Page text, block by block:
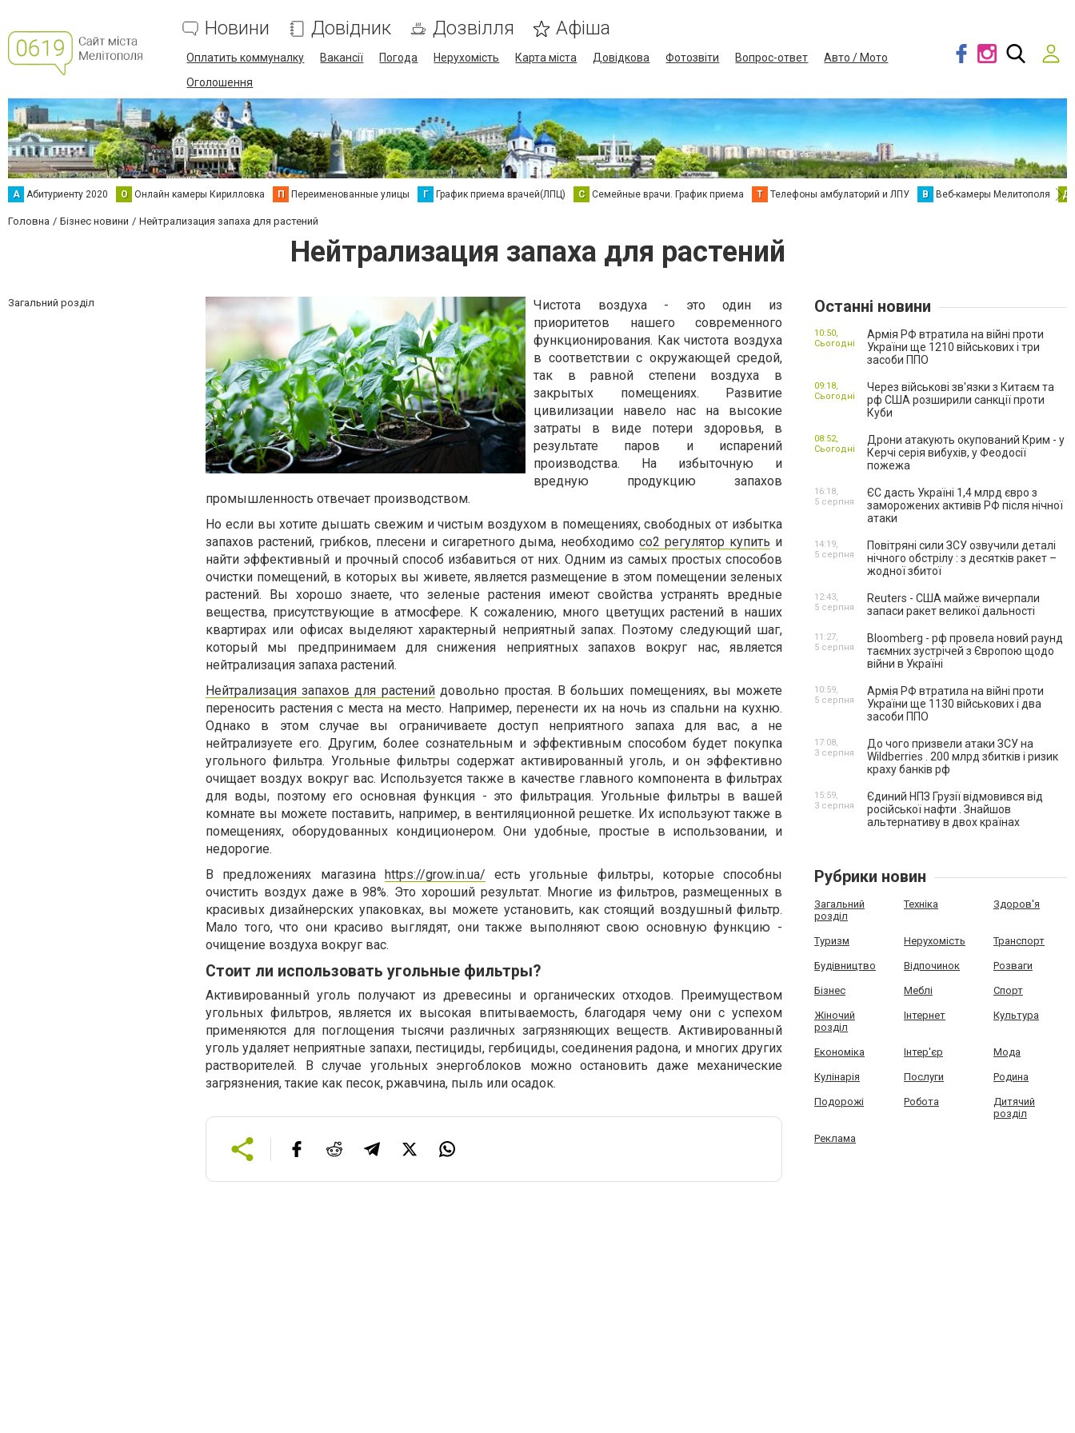
Новини Довідник Дозвілля Афіша
Оплатить коммуналку Вакансії Погода Нерухомість Карта міста Довідкова Фотозвіти Вопрос-ответ
Авто / Мото
Оголошення
А Абитуриенту 2020 О Онлайн камеры Кирилловка П Переименованные улицы Г График приема врачей(ЛПЦ) С Семейные врачи. График приема Т Телефоны амбулаторий и ЛПУ В Веб-камеры Мелитополя Д
Головна Бізнес новини Нейтрализация запаха для растений
Нейтрализация запаха для растений
Загальний розділ
Чистота воздуха - это один из
приоритетов нашего современного
функционирования. Как чистота воздуха
в соответствии с окружающей средой,
так в равной степени воздуха в
закрытых помещениях. Развитие
цивилизации навело нас на высокие
затраты в виде потери здоровья, в
результате паров и испарений
производства. На избыточную и
вредную продукцию запахов
промышленность отвечает производством.
Но если вы хотите дышать свежим и чистым воздухом в помещениях, свободных от избытка
запахов растений, грибков, плесени и сигаретного дыма, необходимосо2 регулятор купить и
найти эффективный и прочный способ избавиться от них. Одним из самых простых способов
очистки помещений, в которых вы живете, является размещение в этом помещении зеленых
растений. Вы хорошо знаете, что зеленые растения имеют свойства устранять вредные
вещества, присутствующие в атмосфере. К сожалению, много цветущих растений в наших
квартирах или офисах выделяют характерный неприятный запах. Поэтому следующий шаг,
который мы предпринимаем для снижения неприятных запахов вокруг нас, является
нейтрализация запаха растений.
Нейтрализация запахов для растенийдовольно простая. В больших помещениях, вы можете
переносить растения с места на место. Например, перенести их на ночь из спальни на кухню.
Однако в этом случае вы ограничиваете доступ неприятного запаха для вас, а не
нейтрализуете его. Другим, более сознательным и эффективным способом будет покупка
угольного фильтра. Угольные фильтры содержат активированный уголь, и он эффективно
очищает воздух вокруг вас. Используется также в качестве главного компонента в фильтрах
для воды, поэтому его основная функция - это фильтрация. Угольные фильтры в вашей
комнате вы можете поставить, например, в вентиляционной решетке. Их используют также в
помещениях, оборудованных кондиционером. Они удобные, простые в использовании, и
недорогие.
В предложениях магазина https://grow.in.ua/ есть угольные фильтры, которые способны
очистить воздух даже в 98%. Это хороший результат. Многие из фильтров, размещенных в
красивых дизайнерских упаковках, вы можете установить, как стоящий воздушный фильтр.
Мало того, что они красиво выглядят, они также выполняют свою основную функцию -
очищение воздуха вокруг вас.
Стоит ли использовать угольные фильтры?
Активированный уголь получают из древесины и органических отходов. Преимуществом
угольных фильтров, является их высокая впитываемость, благодаря чему они с успехом
применяются для поглощения тысячи различных загрязняющих веществ. Активированный
уголь удаляет неприятные запахи, пестициды, гербициды, соединения радона, и многих других
растворителей. В случае угольных энергоблоков можно остановить даже механические
загрязнения, такие как песок, ржавчина, пыль или осадок.
Останні новини
Армія РФ втратила на війні проти
України ще 1210 військових і три
засоби ППО
10:50,
Сьогодні
Через військові зв'язки з Китаєм та
рф США розширили санкції проти
Куби
09:18,
Сьогодні
Дрони атакують окупований Крим - у
Керчі серія вибухів, у Феодосії
пожежа
08:52,
Сьогодні
ЄС дасть Україні 1,4 млрд євро з
заморожених активів РФ після нічної
атаки
16:18,
5 серпня
Повітряні сили ЗСУ озвучили деталі
нічного обстрілу : з десятків ракет –
жодної збитої
14:19,
5 серпня
Reuters - США майже вичерпали
запаси ракет великої дальності
12:43,
5 серпня
Bloomberg - рф провела новий раунд
таємних зустрічей з Європою щодо
війни в Україні
11:27,
5 серпня
Армія РФ втратила на війні проти
України ще 1130 військових і два
засоби ППО
10:59,
5 серпня
До чого призвели атаки ЗСУ на
Wildberries . 200 млрд збитків і ризик
краху банків рф
17:08,
3 серпня
Єдиний НПЗ Грузії відмовився від
російської нафти . Знайшов
альтернативу в двох країнах
15:59,
3 серпня
Рубрики новин
Загальний
розділ
Техніка Здоров'я
Туризм Нерухомість Транспорт
Будівництво Відпочинок Розваги
Бізнес Меблі Спорт
Жіночий
розділ
Інтернет Культура
Економіка Інтер'єр Мода
Кулінарія Послуги Родина
Подорожі Робота
Дитячий
розділ
Реклама